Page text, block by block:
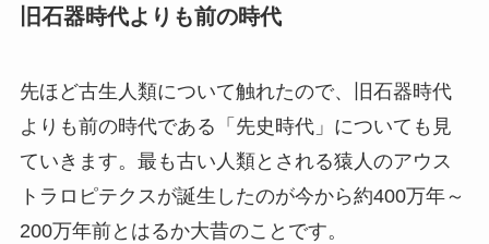
旧石器時代よりも前の時代
先ほど古生人類について触れたので、旧石器時代
よりも前の時代である「先史時代」についても見
ていきます。最も古い人類とされる猿人のアウス
トラロピテクスが誕生したのが今から約400万年～
200万年前とはるか大昔のことです。